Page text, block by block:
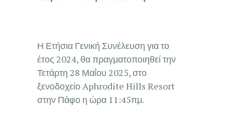
Η Ετήσια Γενική Συνέλευση για το
έτος 2024, θα πραγματοποιηθεί την
Τετάρτη 28 Μαΐου 2025, στο
ξενοδοχείο Aphrodite Hills Resort
στην Πάφο η ώρα 11:45πμ.